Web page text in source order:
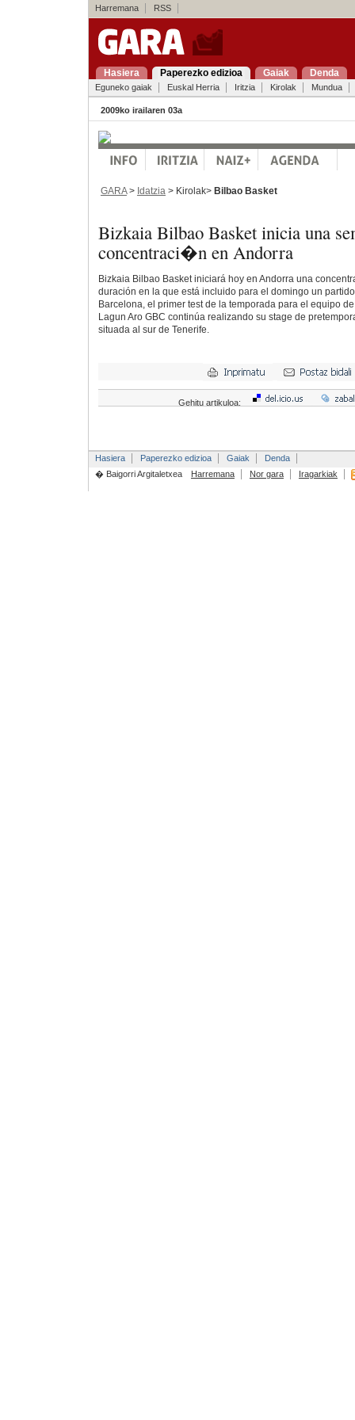
Harremana RSS
Hasiera Paperezko edizioa Gaiak Denda
Eguneko gaiak Euskal Herria Iritzia Kirolak Mundua
2009ko irailaren 03a
GARA> Idatzia > Kirolak> Bilbao Basket
Bizkaia Bilbao Basket inicia una
concentraci�n en Andorra
Bizkaia Bilbao Basket iniciará hoy en Andorra una
duración en la que está incluido para el domingo un
Barcelona, el primer test de la temporada para el equipo
Lagun Aro GBC continúa realizando su stage de
situada al sur de Tenerife.
Gehitu artikuloa:
Hasiera Paperezko edizioa Gaiak
Denda
� Baigorri Argitaletxea
Harremana Nor gara Iragarkiak